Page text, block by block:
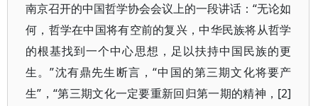
南京召开的中国哲学协会会议上的一段讲话：“无论如
何，哲学在中国将有空前的复兴，中华民族将从哲学
的根基找到一个中心思想，足以扶持中国民族的更
生。”沈有鼎先生断言，“中国的第三期文化将要产
生”，“第三期文化一定要重新回归第一期的精神，[2]